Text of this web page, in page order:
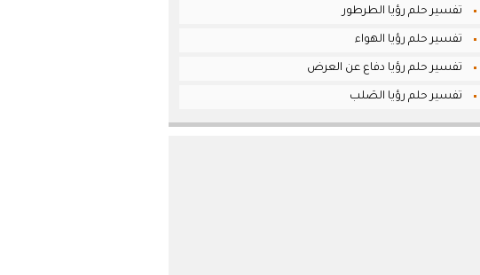
تفسير حلم رؤيا الطرطور
تفسير حلم رؤيا الهواء
تفسير حلم رؤيا دفاع عن العرض
تفسير حلم رؤيا الصَلب